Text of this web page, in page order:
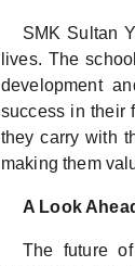
SMK Sultan
lives. The
development
success in their
they carry with
making them
A Look
The future